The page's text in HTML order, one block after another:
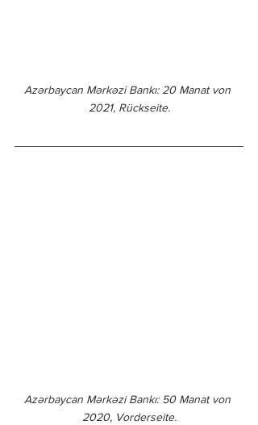
Azərbaycan Mərkəzi Bankı: 20 Manat von
2021, Rückseite.
Azərbaycan Mərkəzi Bankı: 50 Manat von
2020, Vorderseite.